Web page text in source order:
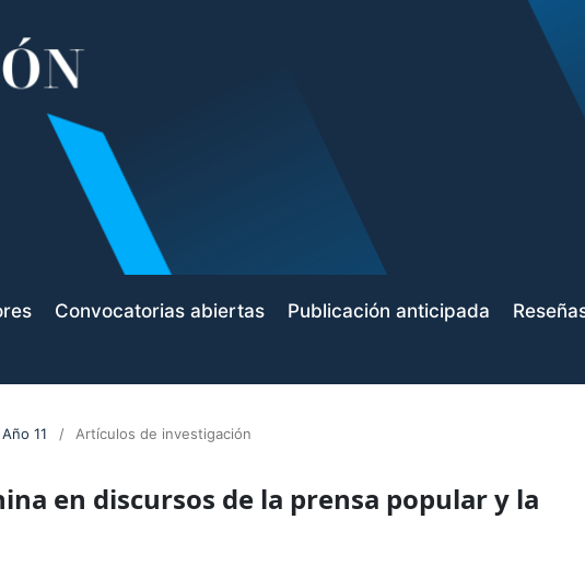
Convocatorias abiertas Publicación anticipada
11 / Artículos de investigación
en discursos de la prensa popular y la